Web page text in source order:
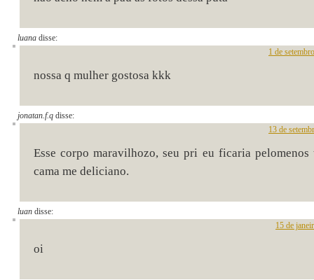
luana disse:
1 de
nossa q mulher gostosa kkk
jonatan.f.q disse:
13 de
Esse corpo maravilhozo, seu pri eu ficaria pelomenos
cama me deliciano.
luan disse:
15 de
oi